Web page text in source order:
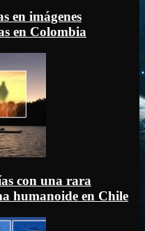
en imágenes
en Colombia
con una rara
humanoide en Chile